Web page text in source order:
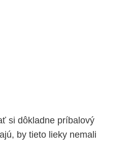
si dôkladne príbalový
by tieto lieky nemali